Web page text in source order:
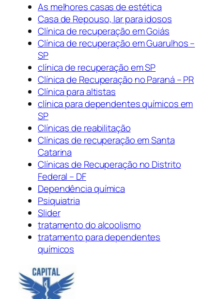
As melhores casas de estética
Casa de Repouso, lar para idosos
Clínica de recuperação em Goiás
Clínica de recuperação em Guarulhos –
SP
clínica de recuperação em SP
Clínica de Recuperação no Paraná – PR
Clínica para altistas
clínica para dependentes químicos em
SP
Clínicas de reabilitação
Clínicas de recuperação em Santa
Catarina
Clínicas de Recuperação no Distrito
Federal – DF
Dependência química
Psiquiatria
Slider
tratamento do alcoolismo
tratamento para dependentes
químicos